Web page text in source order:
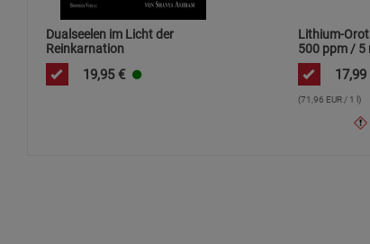
Dualseelen im Licht der
Reinkarnation
19,95 €
Lithium-
500 ppm / 5
ml /
17,99
(71,96 EUR / 1 l)